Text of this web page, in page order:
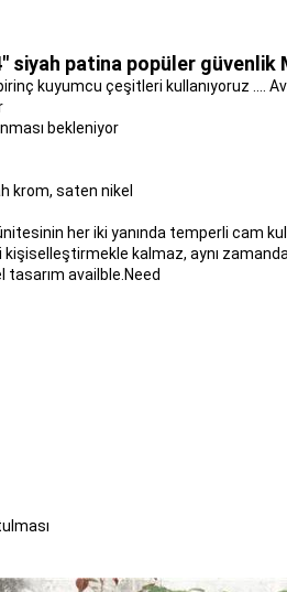
patina popüler güvenlik
kuyumcu çeşitleri kullanıyoruz ....
bekleniyor
krom, saten nikel
her iki yanında temperli cam
kalmaz, aynı zamanda
tasarım availble.Need